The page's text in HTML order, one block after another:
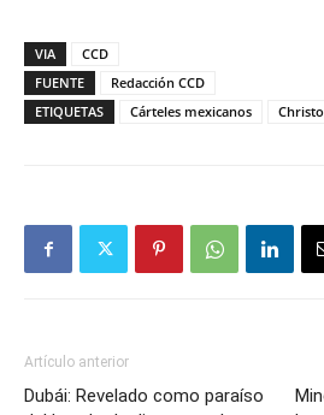
VIA
CCD
FUENTE
Redacción CCD
ETIQUETAS
Cárteles mexicanos
Artículo anterior
Dubái: Revelado como paraíso